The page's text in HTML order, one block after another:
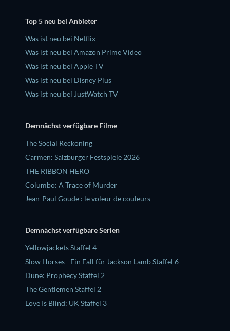
Top 5 neu bei Anbieter
Was ist neu bei Netflix
Was ist neu bei Amazon Prime Video
Was ist neu bei Apple TV
Was ist neu bei Disney Plus
Was ist neu bei JustWatch TV
Demnächst verfügbare Filme
The Social Reckoning
Carmen: Salzburger Festspiele 2026
THE RIBBON HERO
Columbo: A Trace of Murder
Jean-Paul Goude : le voleur de couleurs
Demnächst verfügbare Serien
Yellowjackets Staffel 4
Slow Horses - Ein Fall für Jackson Lamb Staffel 6
Dune: Prophecy Staffel 2
The Gentlemen Staffel 2
Love Is Blind: UK Staffel 3